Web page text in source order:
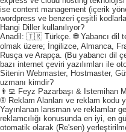
ise content management (içerik
wordpress ve benzeri çeşitli
Hangi Diller kullanılıyor?
Anadil: 🇹🇷 Türkçe. 🌐 Yabancı dil
olmak üzere; İngilizce, Almanca,
Rusça ve Arapça. (Bu yabancı dil
bazı internet çeviri yazılımları ile
Sitenin Webmaster, Hostmaster,
uzmanı kimdir?
👨‍💻 Feyz Pazarbaşı & Istemihan
® Reklam Alanları ve reklam kodu
Yayınlanan lansman ve reklamlar
reklamcılığı konusunda en iyi, en
otomatik olarak (Re'sen)